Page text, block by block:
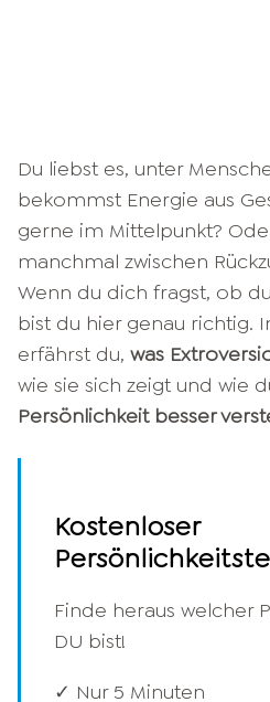
Du liebst es, unter
bekommst Energie aus
gerne im Mittelpunkt?
manchmal zwischen
Wenn du dich fragst, ob du
bist du hier genau richtig.
erfährst du, was
wie sie sich zeigt und wie
Persönlichkeit besser
Kostenloser
Finde heraus welcher
DU bist!
✓ Nur 5 Minuten